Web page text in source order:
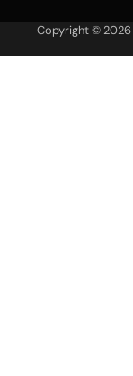
Copyright © 2026